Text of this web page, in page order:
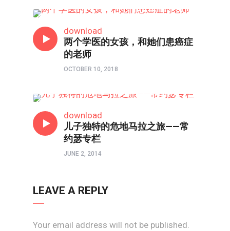
download
两个学医的女孩，和她们患癌症
的老师
OCTOBER 10, 2018
download
儿子独特的危地马拉之旅——常
约瑟专栏
JUNE 2, 2014
LEAVE A REPLY
Your email address will not be published.